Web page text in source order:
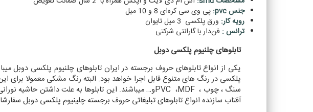
جنس pvc:
پی وی سی کره‌ای 8 و 10 میل
رویه کار: ورق پلکسی 3 میل تایوان
ترانس : فن‌دار با گارانتی شرکتی
تابلوهای چلنیوم پلکسی دوبل
یکی از انواع تابلوهای حروف برجسته در ایران تابلوهای چلنیوم پلکسی دوبل
پلکسی در رنگ های متنوع قابل اجرا خواهد بود. البته رنگ مشکی معمولا برای
سنگ ، چوب ، MDF، PVCو… میباشند. این تابلوها به علت داشتن حاشیه
آفتاب سازنده انواع تابلوهای تبلیغاتی حروف برجسته چلینیوم پلکسی دوبل